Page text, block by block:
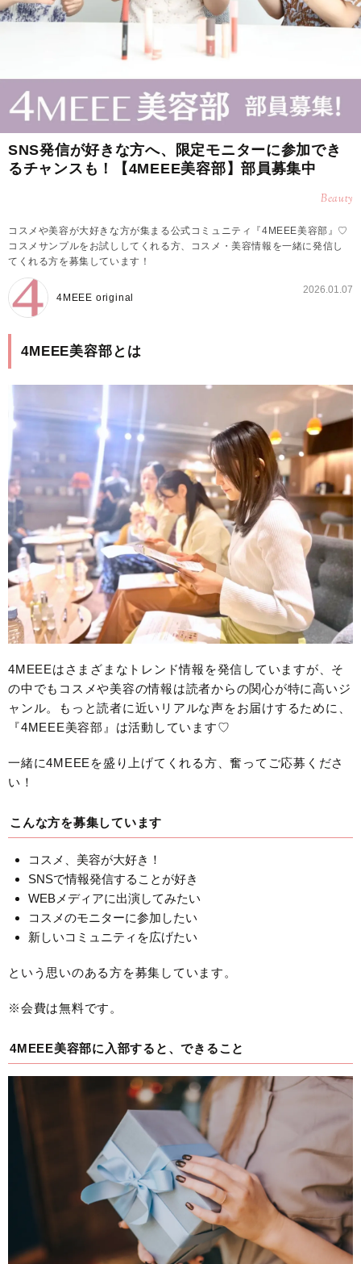
SNS発信が好きな方へ、限定モニターに参加でき
るチャンスも！【4MEEE美容部】部員募集中
Beauty
コスメや美容が大好きな方が集まる公式コミュニティ『4MEEE美容部』♡
コスメサンプルをお試ししてくれる方、コスメ・美容情報を一緒に発信し
てくれる方を募集しています！
4MEEE original
2026.01.07
4MEEE美容部とは
4MEEEはさまざまなトレンド情報を発信していますが、そ
の中でもコスメや美容の情報は読者からの関心が特に高いジ
ャンル。もっと読者に近いリアルな声をお届けするために、
『4MEEE美容部』は活動しています♡
一緒に4MEEEを盛り上げてくれる方、奮ってご応募くださ
い！
こんな方を募集しています
コスメ、美容が大好き！
SNSで情報発信することが好き
WEBメディアに出演してみたい
コスメのモニターに参加したい
新しいコミュニティを広げたい
という思いのある方を募集しています。
※会費は無料です。
4MEEE美容部に入部すると、できること